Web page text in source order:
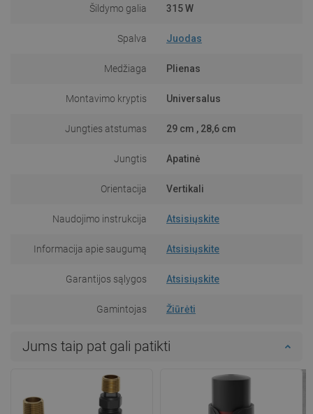
Šildymo galia 315 W
Spalva Juodas
Medžiaga Plienas
Montavimo kryptis Universalus
Jungties atstumas 29 cm , 28,6 cm
Jungtis Apatinė
Orientacija Vertikali
Naudojimo instrukcija Atsisiųskite
Informacija apie saugumą Atsisiųskite
Garantijos sąlygos Atsisiųskite
Gamintojas Žiūrėti
Jums taip pat gali patikti